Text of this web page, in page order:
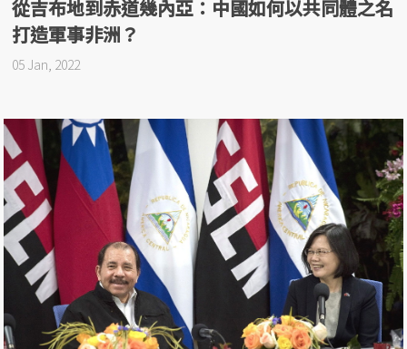
從吉布地到赤道幾內亞：中國如何以共同體之名
打造軍事非洲？
05 Jan, 2022